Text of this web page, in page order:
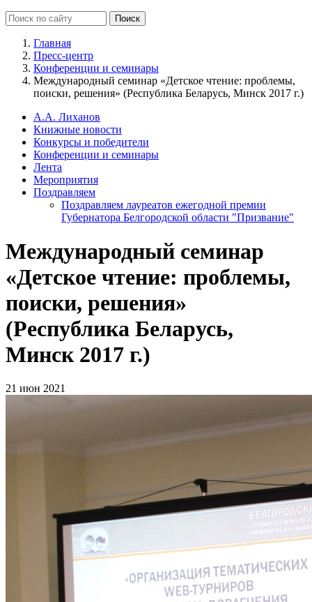
Главная
Пресс-центр
Конференции и семинары
Международный семинар «Детское чтение: проблемы,
поиски, решения» (Республика Беларусь, Минск 2017 г.)
А.А. Лиханов
Книжные новости
Конкурсы и победители
Конференции и семинары
Лента
Мероприятия
Поздравляем
Поздравляем лауреатов ежегодной премии
Губернатора Белгородской области "Призвание"
Международный семинар
«Детское чтение: проблемы,
поиски, решения»
(Республика Беларусь,
Минск 2017 г.)
21 июн 2021